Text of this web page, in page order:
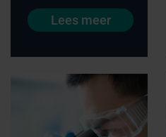
Lees meer